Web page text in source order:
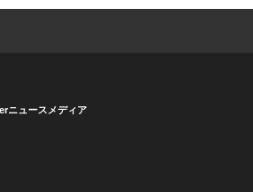
ニュースメディア